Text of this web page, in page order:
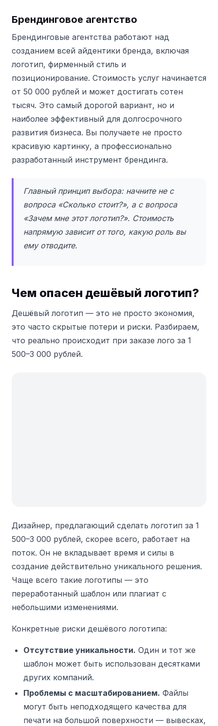
Брендинговое агентство
Брендинговые агентства работают над
созданием всей айдентики бренда, включая
логотип, фирменный стиль и
позиционирование. Стоимость услуг начинается
от 50 000 рублей и может достигать сотен
тысяч. Это самый дорогой вариант, но и
наиболее эффективный для долгосрочного
развития бизнеса. Вы получаете не просто
красивую картинку, а профессионально
разработанный инструмент брендинга.
Главный принцип выбора: начните не с
вопроса «Сколько стоит?», а с вопроса
«Зачем мне этот логотип?». Стоимость
напрямую зависит от того, какую роль вы
ему отводите.
Чем опасен дешёвый логотип?
Дешёвый логотип — это не просто экономия,
это часто скрытые потери и риски. Разбираем,
что реально происходит при заказе лого за 1
500–3 000 рублей.
Дизайнер, предлагающий сделать логотип за 1
500–3 000 рублей, скорее всего, работает на
поток. Он не вкладывает время и силы в
создание действительно уникального решения.
Чаще всего такие логотипы — это
переработанный шаблон или плагиат с
небольшими изменениями.
Конкретные риски дешёвого логотипа:
Отсутствие уникальности. Один и тот же
шаблон может быть использован десятками
других компаний.
Проблемы с масштабированием. Файлы
могут быть неподходящего качества для
печати на большой поверхности — вывесках,